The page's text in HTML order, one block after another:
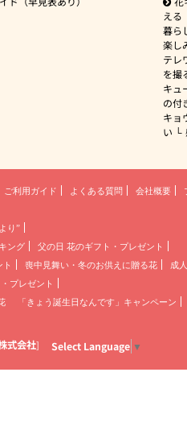
える
暮ら
楽し
テレ
を撮
キュ
の付
キョ
い
ご利用ガイド よくある質問 会社概要
り”
ング
父の日 花のギフト・プレゼント
喪中見舞い・冬のお供えに贈る花
成
プレゼント
「きょう誕生日なんです」キャンペーン
式会社] Select Language ▼